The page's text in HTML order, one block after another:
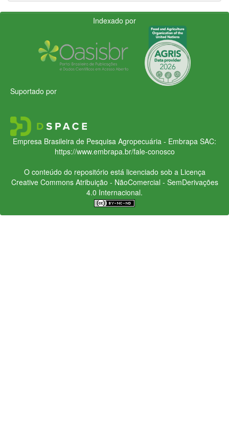
Indexado por
Suportado por
Empresa Brasileira de Pesquisa Agropecuária - Embrapa SAC:
https://www.embrapa.br/fale-conosco
O conteúdo do repositório está licenciado sob a Licença
Creative CommonsAtribuição - NãoComercial - SemDerivações
4.0 Internacional.